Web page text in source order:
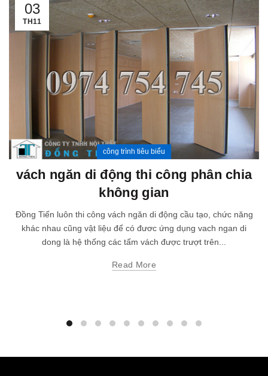
03
TH11
công trình tiêu biểu
vách ngăn di động thi công phân chia
không gian
Đồng Tiến luôn thi công vách ngăn di động cầu tạo, chức năng
khác nhau cũng vật liệu để có đươc ứng dụng vach ngan di
dong là hệ thống các tấm vách được trượt trên...
Read More